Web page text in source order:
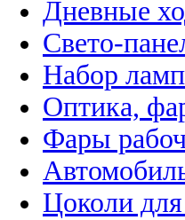
Дневные
Свето-
Набор
Оптика,
Фары
Цоколи